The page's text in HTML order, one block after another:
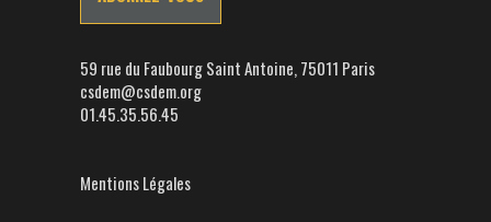
59 rue du Faubourg Saint Antoine, 75011 Paris
csdem@csdem.org
01.45.35.56.45
Mentions Légales